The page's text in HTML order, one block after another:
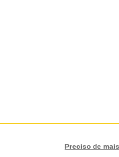
Preciso de